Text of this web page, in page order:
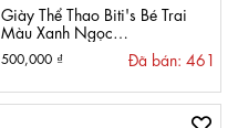
Giày Thể Thao Biti's Bé Trai
Màu Xanh Ngọc
BSB004100XNG
500,000 ₫ Đã bán: 461